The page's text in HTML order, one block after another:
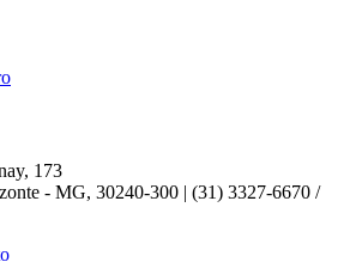
173
- MG, 30240-300 | (31) 3327-6670 /